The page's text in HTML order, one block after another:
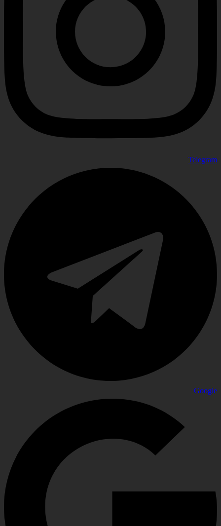
Telegram
Google